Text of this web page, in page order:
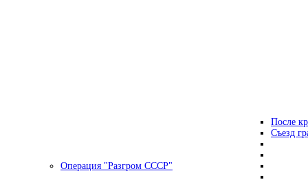
После
Съезд
Операция "Разгром СССР"